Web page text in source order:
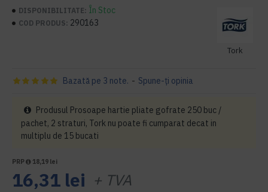
DISPONIBILITATE: În Stoc
COD PRODUS: 290163
Tork
Bazată pe 3 note. - Spune-ţi opinia
PRP 18,19 lei
16,31 lei + TVA
Produsul Prosoape hartie pliate gofrate 250 buc /
pachet, 2 straturi, Tork nu poate fi cumparat decat in
multiplu de 15 bucati